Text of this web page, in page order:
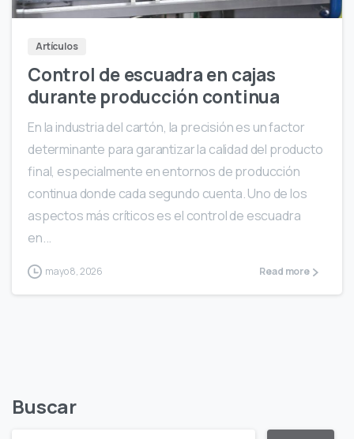
Artículos
Control de escuadra en cajas
durante producción continua
En la industria del cartón, la precisión es un factor
determinante para garantizar la calidad del producto
final, especialmente en entornos de producción
continua donde cada segundo cuenta. Uno de los
aspectos más críticos es el control de escuadra
en...
mayo 8, 2026 Read more
Buscar